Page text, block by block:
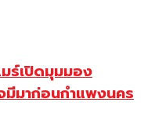
ร์เปิดมุมมอง
มีมาก่อนกำแพงนคร